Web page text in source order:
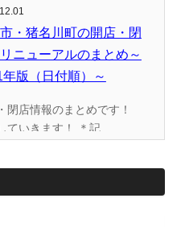
・猪名川町の開店・閉
ニューアルのまとめ～
年版（日付順）～
店情報のまとめです！
ていきます！ ＊記...